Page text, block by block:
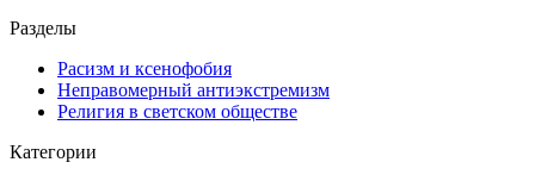
Разделы
Расизм и ксенофобия
Неправомерный антиэкстремизм
Религия в светском обществе
Категории